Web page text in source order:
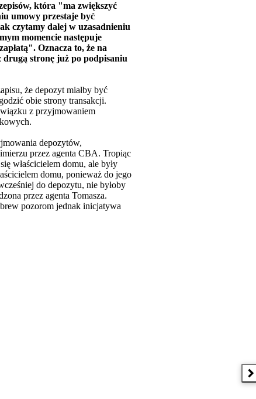
która "ma zwiększyć
umowy przestaje być
czytamy dalej w uzasadnieniu
momencie następuje
Oznacza to, że na
drugą stronę już po podpisaniu
że depozyt miałby być
obie strony transakcji.
z przyjmowaniem
depozytów,
przez agenta CBA. Tropiąc
właścicielem domu, ale były
domu, ponieważ do jego
do depozytu, nie byłoby
przez agenta Tomasza.
pozorom jednak inicjatywa